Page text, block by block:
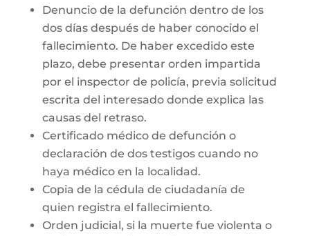
Denuncio de la defunción dentro de los
dos días después de haber conocido el
fallecimiento. De haber excedido este
plazo, debe presentar orden impartida
por el inspector de policía, previa solicitud
escrita del interesado donde explica las
causas del retraso.
Certificado médico de defunción o
declaración de dos testigos cuando no
haya médico en la localidad.
Copia de la cédula de ciudadanía de
quien registra el fallecimiento.
Orden judicial, si la muerte fue violenta o